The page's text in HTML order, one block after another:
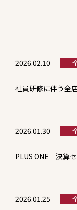
2026.02.10
社員研修に伴う全
2026.01.30
PLUS ONE 決算
2026.01.25